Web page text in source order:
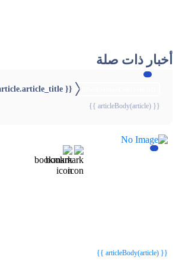
أخبار ذات صلة
{{ article.article_title }}
{{ articleBody(article) }}
{{ articleBody(article) }}